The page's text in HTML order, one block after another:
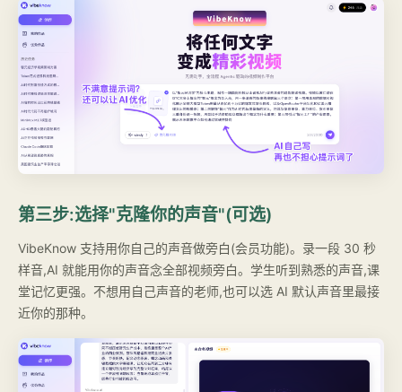
第三步:选择"克隆你的声音"(可选)
VibeKnow 支持用你自己的声音做旁白(会员功能)。录一段 30 秒
样音,AI 就能用你的声音念全部视频旁白。学生听到熟悉的声音,课
堂记忆更强。不想用自己声音的老师,也可以选 AI 默认声音里最接
近你的那种。